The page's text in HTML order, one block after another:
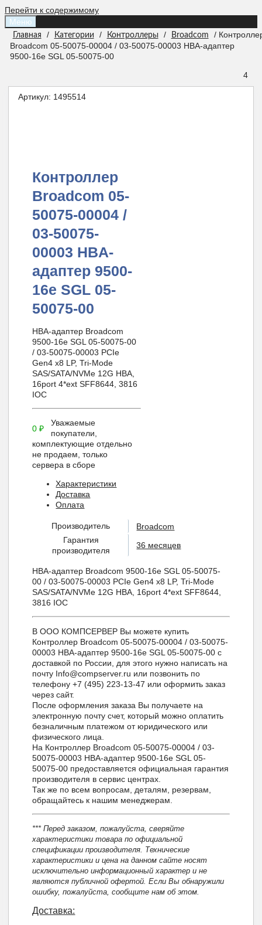
Перейти к содержимому
Меню
Главная / Категории / Контроллеры / Broadcom
/
Broadcom 05-50075-00004 / 03-50075-00003 HBA-адаптер
9500-16e SGL 05-50075-00
4
Артикул: 1495514
Контроллер
Broadcom 05-
50075-00004 /
03-50075-
00003 HBA-
адаптер 9500-
16e SGL 05-
50075-00
HBA-адаптер Broadcom
9500-16e SGL 05-50075-00
/ 03-50075-00003 PCIe
Gen4 x8 LP, Tri-Mode
SAS/SATA/NVMe 12G HBA,
16port 4*ext SFF8644, 3816
IOC
0₽
Уважаемые
покупатели,
комплектующие отдельно
не продаем, только
сервера в сборе
Характеристики
Доставка
Оплата
Производитель
Broadcom
Гарантия
производителя
36 месяцев
HBA-адаптер Broadcom 9500-16e SGL 05-50075-
00 / 03-50075-00003 PCIe Gen4 x8 LP, Tri-Mode
SAS/SATA/NVMe 12G HBA, 16port 4*ext SFF8644,
3816 IOC
В ООО КОМПСЕРВЕР Вы можете купить
Контроллер Broadcom 05-50075-00004 / 03-50075-
00003 HBA-адаптер 9500-16e SGL 05-50075-00 с
доставкой по России, для этого нужно написать на
почту Info@compserver.ru или позвонить по
телефону +7 (495) 223-13-47 или оформить заказ
через сайт.
После оформления заказа Вы получаете на
электронную почту счет, который можно оплатить
безналичным платежом от юридического или
физического лица.
На Контроллер Broadcom 05-50075-00004 / 03-
50075-00003 HBA-адаптер 9500-16e SGL 05-
50075-00 предоставляется официальная гарантия
производителя в сервис центрах.
Так же по всем вопросам, деталям, резервам,
обращайтесь к нашим менеджерам.
*** Перед заказом, пожалуйста, сверяйте
характеристики товара по официальной
спецификации производителя. Технические
характеристики и цена на данном сайте носят
исключительно информационный характер и не
являются публичной офертой. Если Вы обнаружили
ошибку, пожалуйста, сообщите нам об этом.
Доставка: